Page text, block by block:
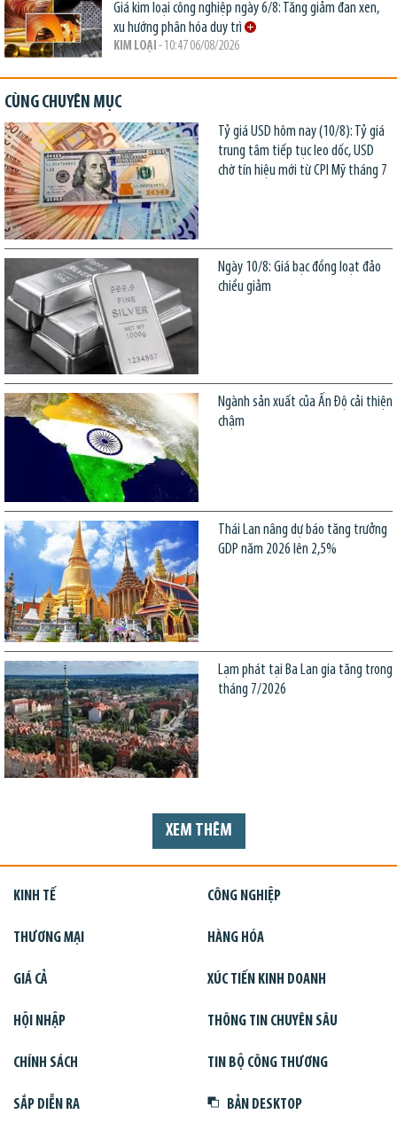
Giá kim loại công nghiệp ngày 6/8: Tăng giảm đan xen,
xu hướng phân hóa duy trì
KIM LOẠI - 10:47 06/08/2026
CÙNG CHUYÊN MỤC
Tỷ giá USD hôm nay (10/8): Tỷ giá
trung tâm tiếp tục leo dốc, USD
chờ tín hiệu mới từ CPI Mỹ tháng 7
Ngày 10/8: Giá bạc đồng loạt đảo
chiều giảm
Ngành sản xuất của Ấn Độ cải thiện
chậm
Thái Lan nâng dự báo tăng trưởng
GDP năm 2026 lên 2,5%
Lạm phát tại Ba Lan gia tăng trong
tháng 7/2026
XEM THÊM
KINH TẾ CÔNG NGHIỆP
THƯƠNG MẠI HÀNG HÓA
GIÁ CẢ XÚC TIẾN KINH DOANH
HỘI NHẬP THÔNG TIN CHUYÊN SÂU
CHÍNH SÁCH TIN BỘ CÔNG THƯƠNG
SẮP DIỄN RA BẢN DESKTOP